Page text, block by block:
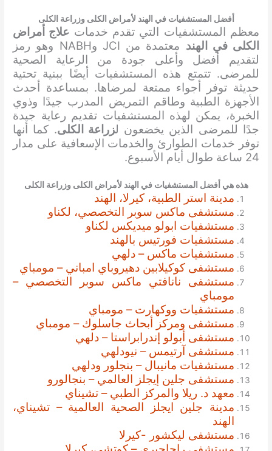
أفضل المستشفيات في الهند لأمراض الكلى وزراعة الكلى
معظم المستشفيات التي تقدم خدمات علاج أمراض
الكلى في الهند
معتمدة من JCI وNABH وهو رمز
لتقديم أفضل وأعلى جودة من الرعاية الصحية
للمرضى. تتمتع هذه المستشفيات أيضًا ببنية تحتية
حديثة توفر أجواء ممتعة لمرضاها. بمساعدة أحدث
الأجهزة الطبية وطاقم التمريض المدرب جيدًا وذوي
الخبرة، يمكن لهذه المستشفيات تقديم رعاية جيدة
جدًا للمرضى الذين يخضعون لزراعة الكلى. كما أنها
توفر خدمات الطوارئ والخدمات الإسعافية على مدار
24 ساعة طوال أيام الأسبوع.
هذه هي أفضل المستشفيات في الهند لأمراض الكلى وزراعة الكلى
مدينة استر الطبية، كيرلا، الهند
مستشفى ماكس سوبر التخصصي، لكناو
مستشفيات ابولو ميديكس لكناو
مستشفيات فورتيس بالهند
مستشفيات ماكس – دلهي
مستشفى كوكيلابين دهيروباي امباني – مومباي
مستشفى نانافتي ماكس سوبر التخصصي –
مومباي
مستشفيات ووكهارت – مومباي
مستشفى ومركز أبحاث جاسلوك – مومباي
مستشفى أبولو إندرابراستا – دلهي
مستشفى آرتيمس – نيودلهي
مستشفيات مانيبال – بنجلور ودلهي
مستشفى جلين إيجلز العالمي – بنجالورو
معهد د. ريلا والمركز الطبي – تشيناي
مدينة جلين ايجلز الصحية العالمية – تشيناي،
الهند
مستشفى ليكشور -كيرلا